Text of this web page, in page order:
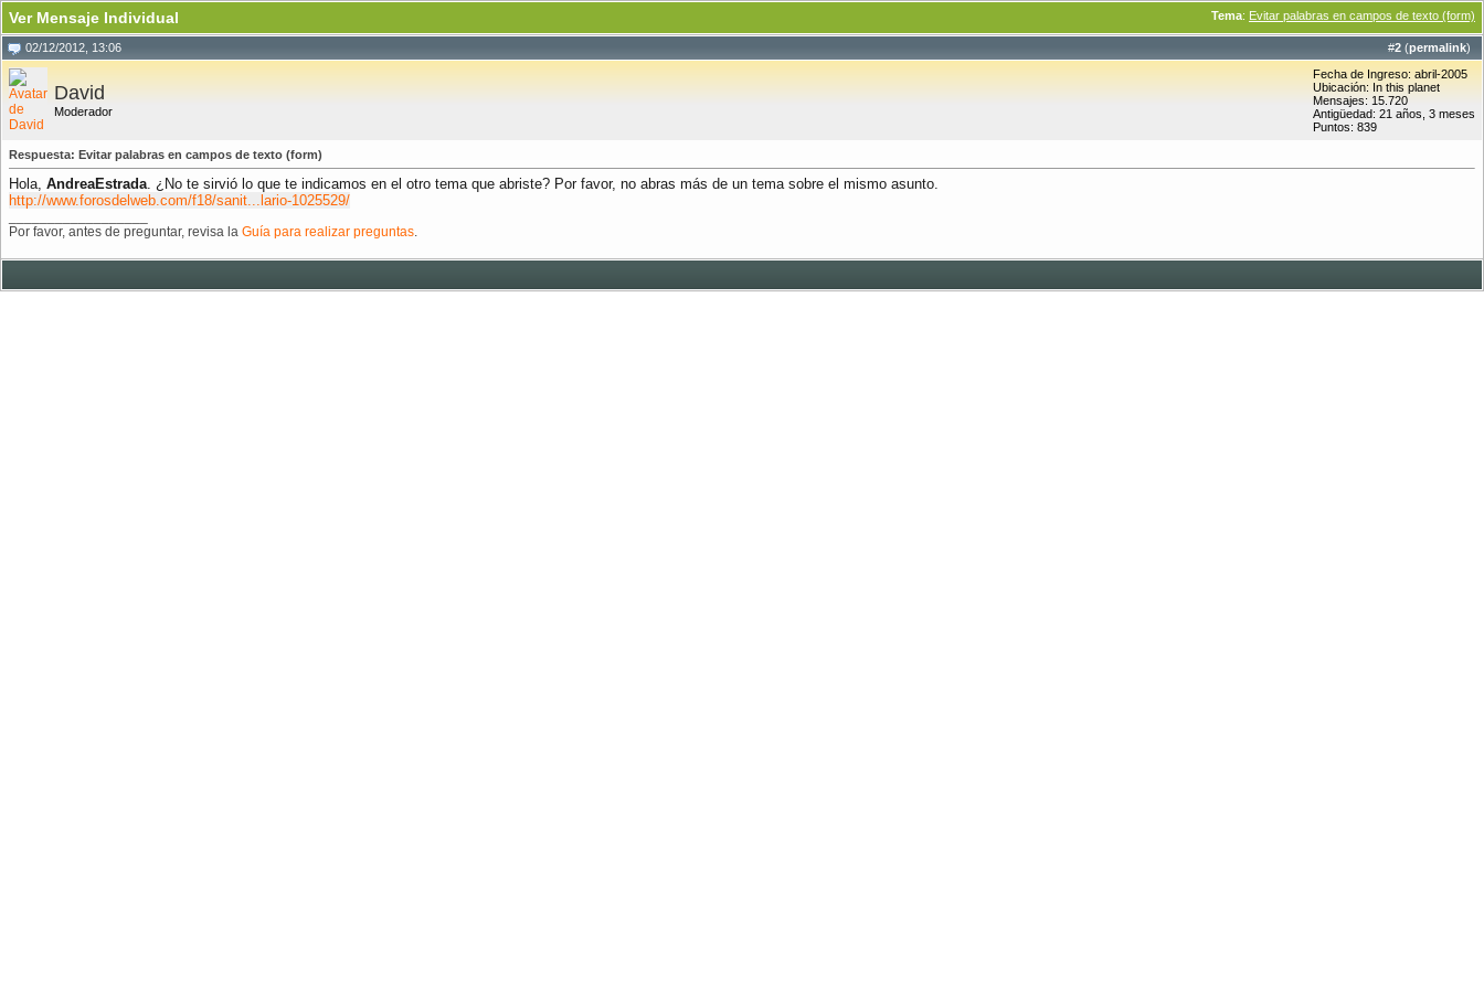
Tema: Evitar palabras en campos de texto (form)
Ver Mensaje Individual
#2 (permalink)
02/12/2012, 13:06
David
Moderador
Fecha de Ingreso: abril-2005
Ubicación: In this planet
Mensajes: 15.720
Antigüedad: 21 años, 3 meses
Puntos: 839
Respuesta: Evitar palabras en campos de texto (form)
Hola, AndreaEstrada. ¿No te sirvió lo que te indicamos en el otro tema que abriste? Por favor, no abras más de un tema sobre el mismo asunto.
http://www.forosdelweb.com/f18/sanit...lario-1025529/
Por favor, antes de preguntar, revisa la Guía para realizar preguntas.